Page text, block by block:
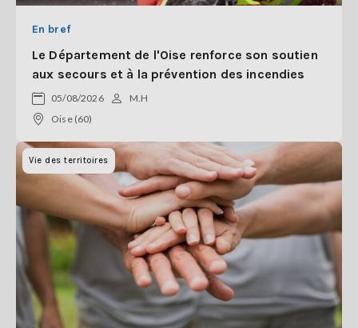
En bref
Le Département de l'Oise renforce son soutien
aux secours et à la prévention des incendies
05/08/2026
M.H
Oise (60)
Vie des territoires